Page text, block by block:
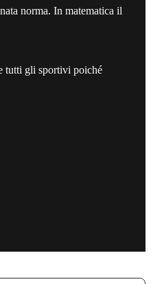
norma. In matematica il
tutti gli sportivi poiché